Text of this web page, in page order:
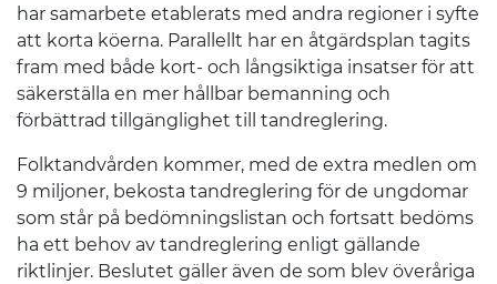
har samarbete etablerats med andra regioner i syfte
att korta köerna. Parallellt har en åtgärdsplan tagits
fram med både kort- och långsiktiga insatser för att
säkerställa en mer hållbar bemanning och
förbättrad tillgänglighet till tandreglering.
Folktandvården kommer, med de extra medlen om
9 miljoner, bekosta tandreglering för de ungdomar
som står på bedömningslistan och fortsatt bedöms
ha ett behov av tandreglering enligt gällande
riktlinjer. Beslutet gäller även de som blev överåriga